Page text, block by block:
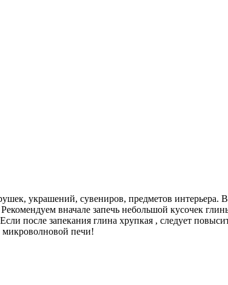
украшений, сувениров, предметов интерьера.
вначале запечь небольшой кусочек
после запекания глина хрупкая , следует
микроволновой печи!